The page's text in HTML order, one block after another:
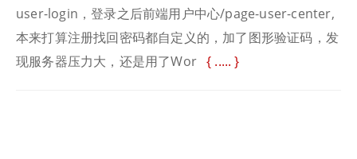
user-login，登录之后前端用户中心/page-user-center,
本来打算注册找回密码都自定义的，加了图形验证码，发
现服务器压力大，还是用了Wor
.....